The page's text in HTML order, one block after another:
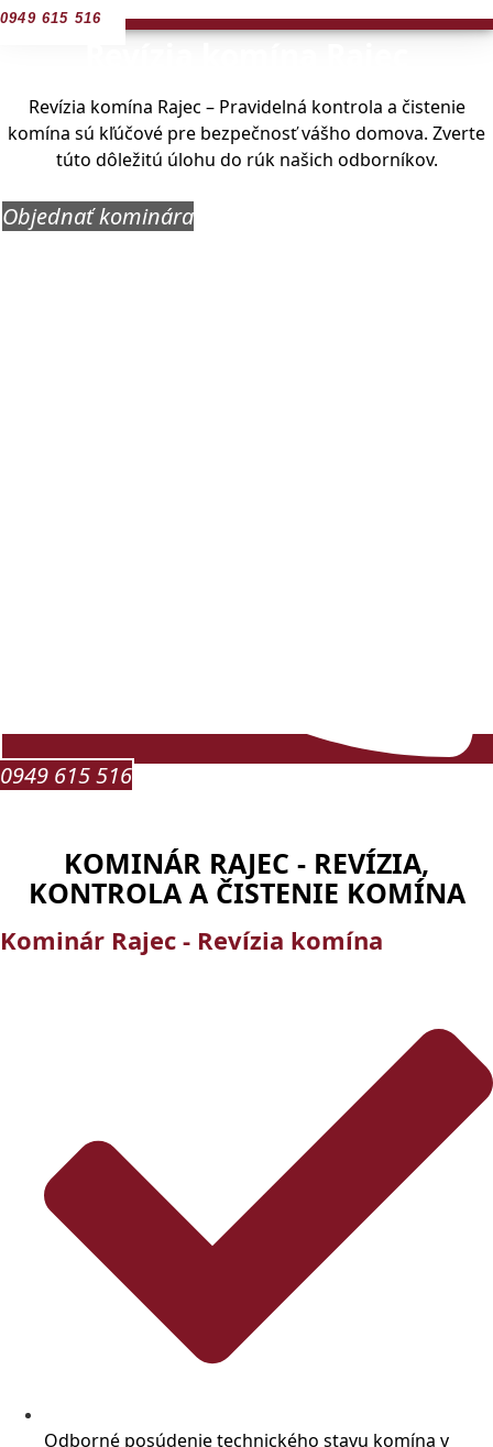
0949 615 516
Revízia komína Rajec – Pravidelná kontrola a čistenie
komína sú kľúčové pre bezpečnosť vášho domova. Zverte
túto dôležitú úlohu do rúk našich odborníkov.
Objednať kominára
0949 615 516
KOMINÁR RAJEC - REVÍZIA,
KONTROLA A ČISTENIE KOMÍNA
Kominár Rajec - Revízia komína
Odborné posúdenie technického stavu komína v